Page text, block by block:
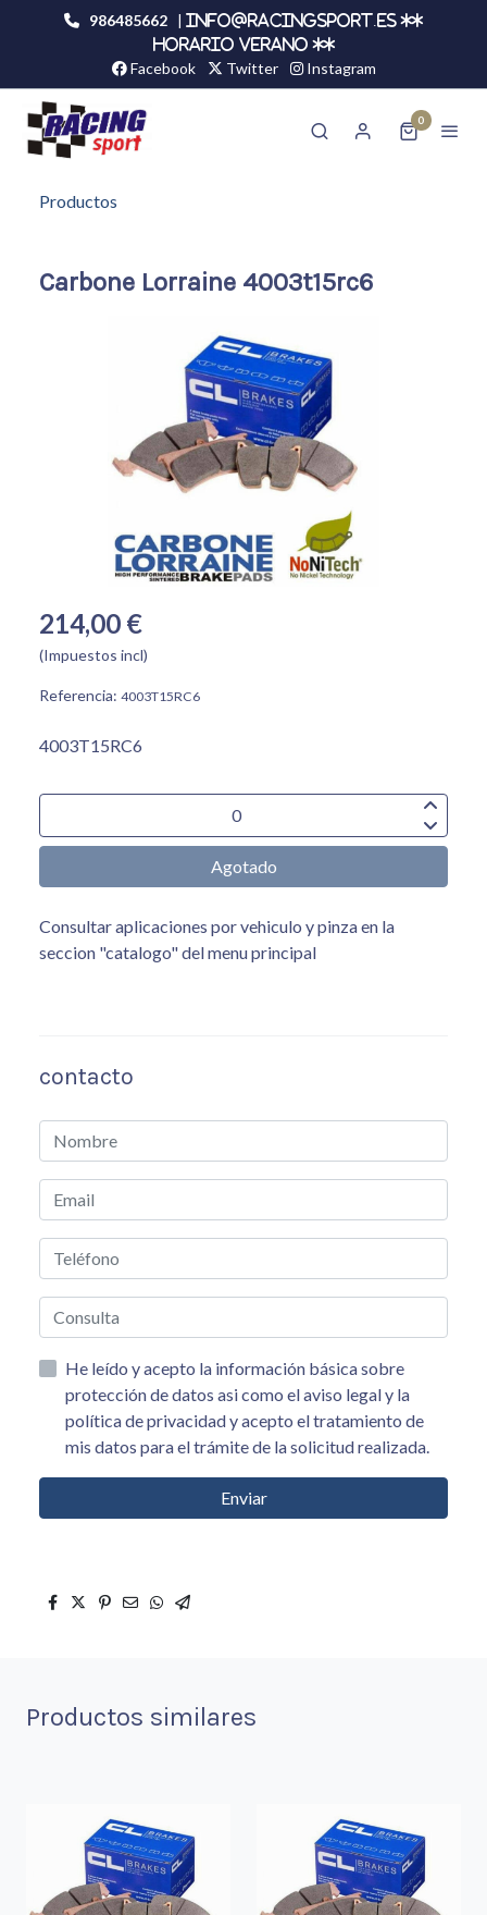
986485662 |
info@racingsport.es **
HORARIO VERANO **
Facebook Twitter Instagram
0
Productos
Carbone Lorraine 4003t15rc6
214,00 €
(Impuestos incl)
Referencia: 4003T15RC6
4003T15RC6
Agotado
Consultar aplicaciones por vehiculo y pinza en la
seccion "catalogo" del menu principal
contacto
He leído y acepto la información básica sobre
protección de datos asi como el aviso legal y la
política de privacidad y acepto el tratamiento de
mis datos para el trámite de la solicitud realizada.
Enviar
Productos similares